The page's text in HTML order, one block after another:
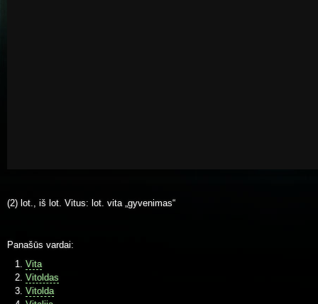
(2) lot., iš lot. Vitus: lot. vita „gyvenimas“
Panašūs vardai:
Vita
Vitoldas
Vitolda